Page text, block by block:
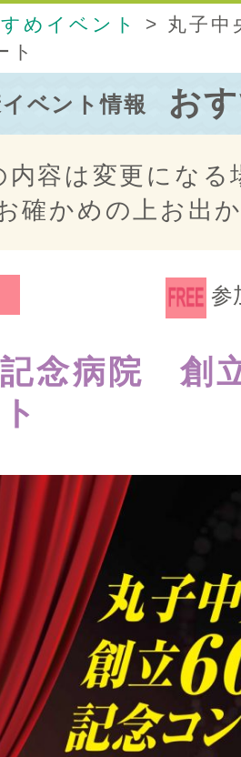
めイベント > 丸子
ト
ベント情報 お
内容は変更になる
確かめの上お出
参
念病院 創